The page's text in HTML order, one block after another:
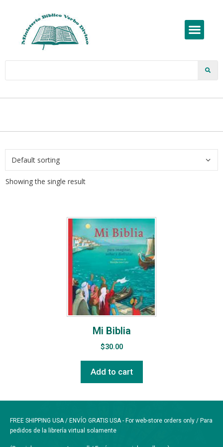
Showing the single result
Mi Biblia
$30.00
Add to cart
FREE SHIPPING USA / ENVÍO GRATIS USA - For web-store orders only / Para
pedidos de la librería virtual solamente